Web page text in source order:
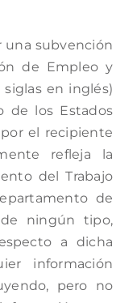
una subvención
de Empleo y
siglas en inglés)
de los Estados
el recipiente
refleja la
del Trabajo
de
de ningún tipo,
a dicha
información
pero no